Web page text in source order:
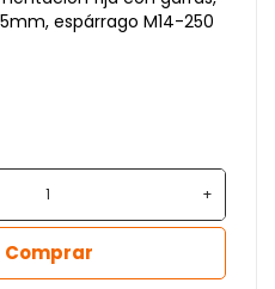
espárrago M14-250
+
Comprar